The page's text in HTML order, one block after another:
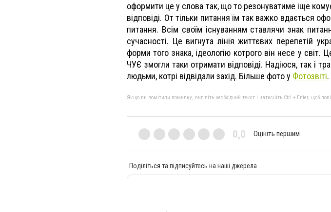
оформити це у слова так, що то резонуватиме іще
відповіді. От тільки питання їм так важко вдається
питання. Всім своїм існуванням ставлячи знак
сучасності. Це вигнута лінія життєвих перепетій
форми того знака, ідеологію котрого він несе у світ.
ЧУЄ змогли таки отримати відповіді. Надіюся, так і
людьми, котрі відвідали захід. Більше фото у Фотозвіті.
Якщо ви помітили помилку, виділіть необхідний текст і натисніть Ctrl + Enter, щоб
0,0 Оцініть першим
Поділіться та підписуйтесь на наші джерела